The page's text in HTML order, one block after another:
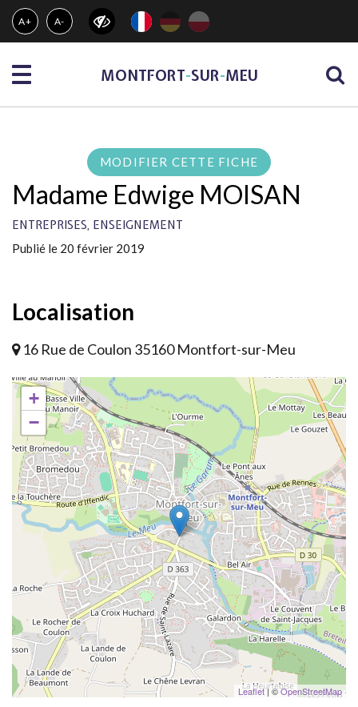
Gestion des traceurs
A+ A-
Menu MONTFORT-SUR-MEU
MODIFIER CETTE FICHE
Madame Edwige MOISAN
ENTREPRISES, ENSEIGNEMENT
Publié le 20 février 2019
Localisation
16 Rue de Coulon 35160 Montfort-sur-Meu
+
−
Leaflet| ©OpenStreetMap